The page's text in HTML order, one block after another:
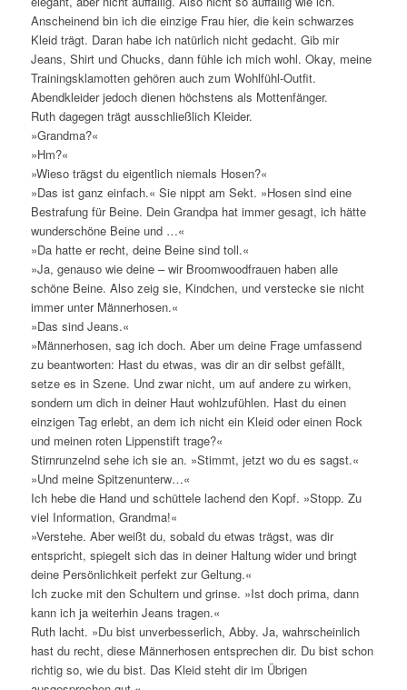
Anscheinend bin ich die einzige Frau hier, die kein schwarzes
Kleid trägt. Daran habe ich natürlich nicht gedacht. Gib mir
Jeans, Shirt und Chucks, dann fühle ich mich wohl. Okay, meine
Trainingsklamotten gehören auch zum Wohlfühl-Outfit.
Abendkleider jedoch dienen höchstens als Mottenfänger.
Ruth dagegen trägt ausschließlich Kleider.
»Grandma?«
»Hm?«
»Wieso trägst du eigentlich niemals Hosen?«
»Das ist ganz einfach.« Sie nippt am Sekt. »Hosen sind eine
Bestrafung für Beine. Dein Grandpa hat immer gesagt, ich hätte
wunderschöne Beine und …«
»Da hatte er recht, deine Beine sind toll.«
»Ja, genauso wie deine – wir Broomwoodfrauen haben alle
schöne Beine. Also zeig sie, Kindchen, und verstecke sie nicht
immer unter Männerhosen.«
»Das sind Jeans.«
»Männerhosen, sag ich doch. Aber um deine Frage umfassend
zu beantworten: Hast du etwas, was dir an dir selbst gefällt,
setze es in Szene. Und zwar nicht, um auf andere zu wirken,
sondern um dich in deiner Haut wohlzufühlen. Hast du einen
einzigen Tag erlebt, an dem ich nicht ein Kleid oder einen Rock
und meinen roten Lippenstift trage?«
Stirnrunzelnd sehe ich sie an. »Stimmt, jetzt wo du es sagst.«
»Und meine Spitzenunterw…«
Ich hebe die Hand und schüttele lachend den Kopf. »Stopp. Zu
viel Information, Grandma!«
»Verstehe. Aber weißt du, sobald du etwas trägst, was dir
entspricht, spiegelt sich das in deiner Haltung wider und bringt
deine Persönlichkeit perfekt zur Geltung.«
Ich zucke mit den Schultern und grinse. »Ist doch prima, dann
kann ich ja weiterhin Jeans tragen.«
Ruth lacht. »Du bist unverbesserlich, Abby. Ja, wahrscheinlich
hast du recht, diese Männerhosen entsprechen dir. Du bist schon
richtig so, wie du bist. Das Kleid steht dir im Übrigen